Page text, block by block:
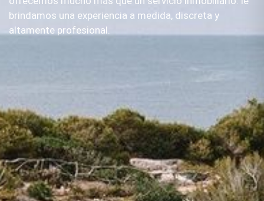
brindamos una experiencia a medida, discreta y
altamente profesional.